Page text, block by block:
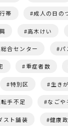
帯 成人の日の
高木けい
合センター パ
重症者数
特別区 生き
手不足 なごや
スト舗装 健康